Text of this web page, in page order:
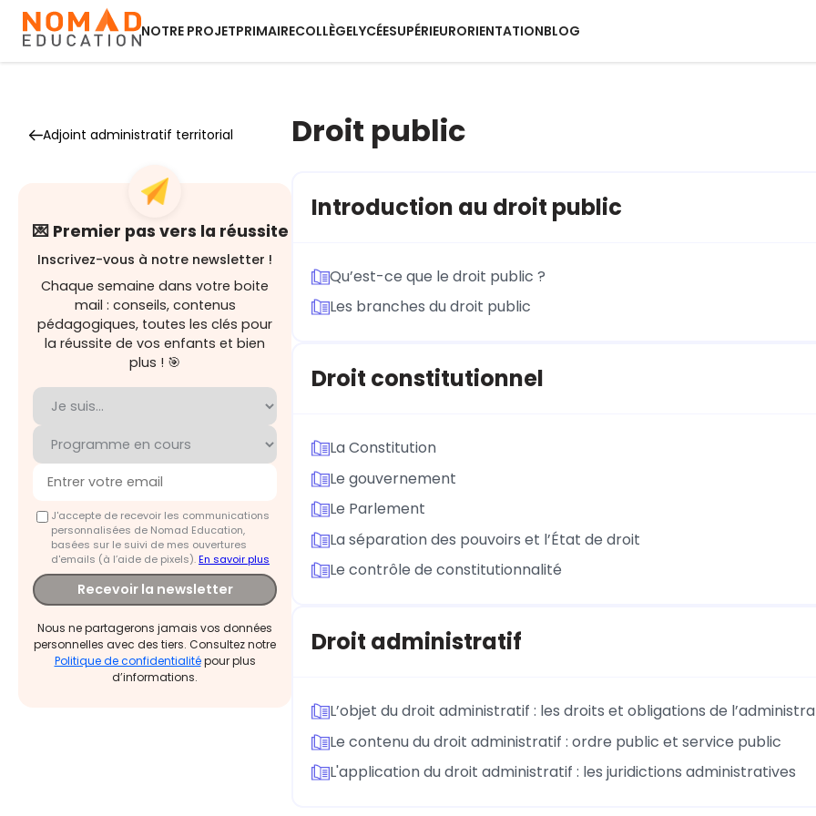
NOTRE PROJETPRIMAIRECOLLÈGELYCÉESUPÉRIEURORIENTATIONBLOG
Adjoint administratif territorial
💌 Premier pas vers la réussite
Inscrivez-vous à notre newsletter !
Chaque semaine dans votre boite
mail : conseils, contenus
pédagogiques, toutes les clés pour
la réussite de vos enfants et bien
plus ! 🎯
J'accepte de recevoir les communications
personnalisées de Nomad Education,
basées sur le suivi de mes ouvertures
d'emails (à l’aide de pixels).En savoir plus
Recevoir la newsletter
Nous ne partagerons jamais vos données
personnelles avec des tiers. Consultez notre
Politique de confidentialitépour plus
d’informations.
Droit public
Introduction au droit public
Qu’est-ce que le droit public ?
Les branches du droit public
Droit constitutionnel
La Constitution
Le gouvernement
Le Parlement
La séparation des pouvoirs et l’État de droit
Le contrôle de constitutionnalité
Droit administratif
L’objet du droit administratif : les droits et obligations de
Le contenu du droit administratif : ordre public et service public
L'application du droit administratif : les juridictions administratives